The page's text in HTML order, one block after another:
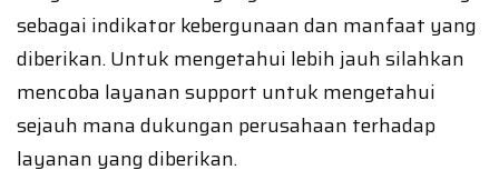
sebagai indikator kebergunaan dan manfaat yang
diberikan. Untuk mengetahui lebih jauh silahkan
mencoba layanan support untuk mengetahui
sejauh mana dukungan perusahaan terhadap
layanan yang diberikan.